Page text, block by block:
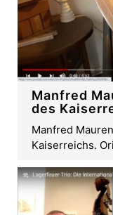
Manfred
des
Manfred
Kaiserreichs.